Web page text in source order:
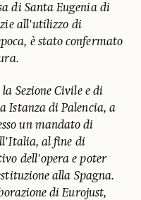
di Santa Eugenia di
all'utilizzo di
è stato confermato
Sezione Civile e di
Istanza di Palencia, a
un mandato di
al fine di
dell'opera e poter
alla Spagna.
di Eurojust,